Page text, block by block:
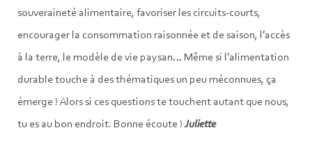
souveraineté alimentaire, favoriser les circuits-courts,
encourager la consommation raisonnée et de saison, l’accès
à la terre, le modèle de vie paysan… Même si l’alimentation
durable touche à des thématiques un peu méconnues, ça
émerge ! Alors si ces questions te touchent autant que nous,
tu es au bon endroit. Bonne écoute ! Juliette